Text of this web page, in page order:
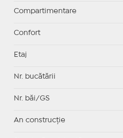
Compartimentare
Confort
Etaj
Nr. bucătării
Nr. băi/GS
An construcție